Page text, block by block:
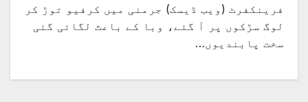
فرینکفرٹ (ویب ڈیسک) جرمنی میں کرفیو توڑ کر
لوگ سڑکوں پر آ گئے، وبا کے باعث لگائی گئی
سخت پابندیوں…